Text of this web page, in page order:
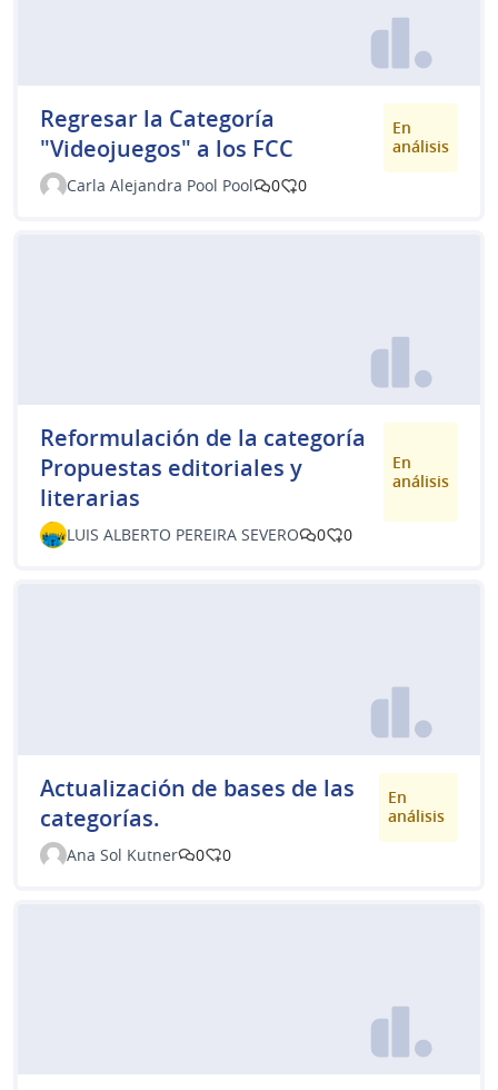
Regresar la Categoría
"Videojuegos" a los FCC
En
análisis
Carla Alejandra Pool Pool
0 0
Reformulación de la categoría
Propuestas editoriales y
literarias
En
análisis
LUIS ALBERTO PEREIRA SEVERO 0 0
Actualización de bases de las
categorías.
En
análisis
Ana Sol Kutner
0 0